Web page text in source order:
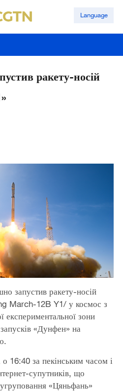
Language
ракету-носій
запустив ракету-носій
March-12B Y1/ у космос з
експериментальної зони
«Дунфен» на
о 16:40 за пекінським часом і
супутників, що
«Цяньфань»